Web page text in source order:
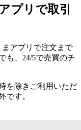
プリで取引
まアプリで注文まで
も、24/5で売買のチ
を除きご利用いただ
です。